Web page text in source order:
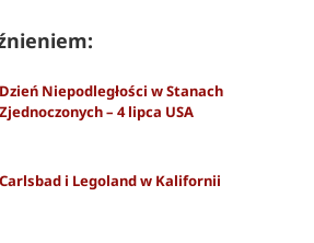
Dzień Niepodległości w Stanach
Zjednoczonych – 4 lipca USA
Carlsbad i Legoland w Kalifornii